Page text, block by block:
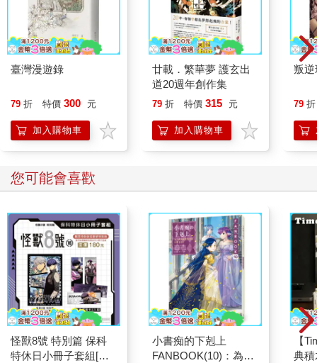
臺灣漫遊錄
79 折 特價 300 元
加入購物車
廿載．繁華夢 護玄出
道20週年創作集
79 折 特價 315 元
加入購物車
叛逆
79 折
您可能會喜歡
怪獸8號 特別篇 保科
特休日小冊子套組[限
小書痴的下剋上
FANBOOK(10)：為了
【
典